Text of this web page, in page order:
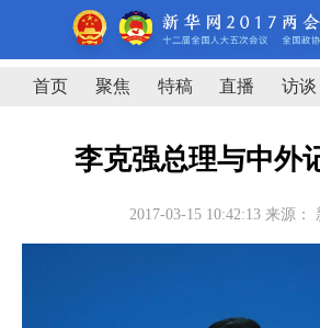
首页 聚焦 特稿 直播 访谈
李克强总理与中外
2017-03-15 10:42:13 来源：